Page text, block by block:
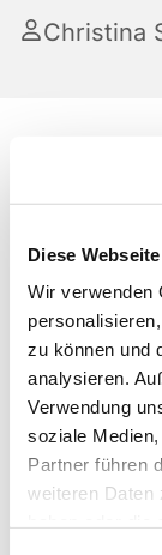
Diese
Wir verwenden
zu können und
analysieren.
Verwendung
soziale
Partner führen
weiteren Daten
Christina